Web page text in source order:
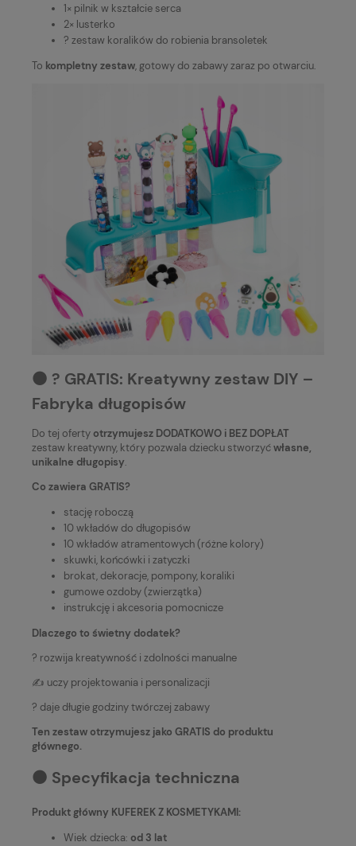
1× pilnik w kształcie serca
2× lusterko
? zestaw koralików do robienia bransoletek
To kompletny zestaw, gotowy do zabawy zaraz po otwarciu.
⚫️ ? GRATIS: Kreatywny zestaw DIY –
Fabryka długopisów
Do tej oferty otrzymujesz DODATKOWO i BEZ DOPŁAT
zestaw kreatywny, który pozwala dziecku stworzyćwłasne,
unikalne długopisy.
Co zawiera GRATIS?
stację roboczą
10 wkładów do długopisów
10 wkładów atramentowych (różne kolory)
skuwki, końcówki i zatyczki
brokat, dekoracje, pompony, koraliki
gumowe ozdoby (zwierzątka)
instrukcję i akcesoria pomocnicze
Dlaczego to świetny dodatek?
? rozwija kreatywność i zdolności manualne
✍️ uczy projektowania i personalizacji
? daje długie godziny twórczej zabawy
Ten zestaw otrzymujesz jako GRATIS do produktu
głównego.
⚫️ Specyfikacja techniczna
Produkt główny KUFEREK Z KOSMETYKAMI:
Wiek dziecka: od 3 lat